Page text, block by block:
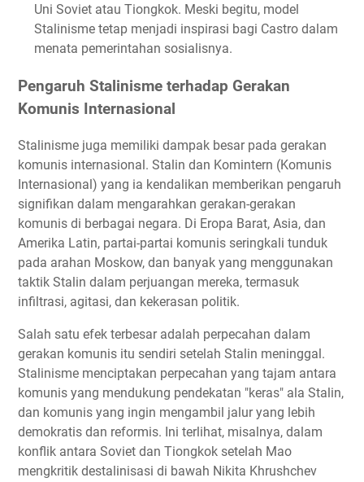
Uni Soviet atau Tiongkok. Meski begitu, model
Stalinisme tetap menjadi inspirasi bagi Castro dalam
menata pemerintahan sosialisnya.
Pengaruh Stalinisme terhadap Gerakan
Komunis Internasional
Stalinisme juga memiliki dampak besar pada gerakan
komunis internasional. Stalin dan Komintern (Komunis
Internasional) yang ia kendalikan memberikan pengaruh
signifikan dalam mengarahkan gerakan-gerakan
komunis di berbagai negara. Di Eropa Barat, Asia, dan
Amerika Latin, partai-partai komunis seringkali tunduk
pada arahan Moskow, dan banyak yang menggunakan
taktik Stalin dalam perjuangan mereka, termasuk
infiltrasi, agitasi, dan kekerasan politik.
Salah satu efek terbesar adalah perpecahan dalam
gerakan komunis itu sendiri setelah Stalin meninggal.
Stalinisme menciptakan perpecahan yang tajam antara
komunis yang mendukung pendekatan "keras" ala Stalin,
dan komunis yang ingin mengambil jalur yang lebih
demokratis dan reformis. Ini terlihat, misalnya, dalam
konflik antara Soviet dan Tiongkok setelah Mao
mengkritik destalinisasi di bawah Nikita Khrushchev